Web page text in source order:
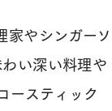
家やシンガーソ
わい深い料理や
ースティック